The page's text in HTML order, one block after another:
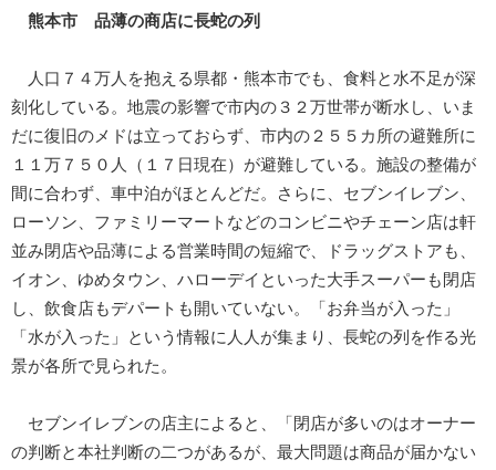
熊本市 品薄の商店に長蛇の列
人口７４万人を抱える県都・熊本市でも、食料と水不足が深
刻化している。地震の影響で市内の３２万世帯が断水し、いま
だに復旧のメドは立っておらず、市内の２５５カ所の避難所に
１１万７５０人（１７日現在）が避難している。施設の整備が
間に合わず、車中泊がほとんどだ。さらに、セブンイレブン、
ローソン、ファミリーマートなどのコンビニやチェーン店は軒
並み閉店や品薄による営業時間の短縮で、ドラッグストアも、
イオン、ゆめタウン、ハローデイといった大手スーパーも閉店
し、飲食店もデパートも開いていない。「お弁当が入った」
「水が入った」という情報に人人が集まり、長蛇の列を作る光
景が各所で見られた。
セブンイレブンの店主によると、「閉店が多いのはオーナー
の判断と本社判断の二つがあるが、最大問題は商品が届かない